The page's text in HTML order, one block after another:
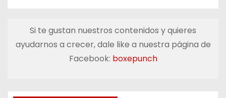
a
Si te gustan nuestros contenidos y quieres
ayudarnos a crecer, dale like a nuestra página de
Facebook: boxepunch